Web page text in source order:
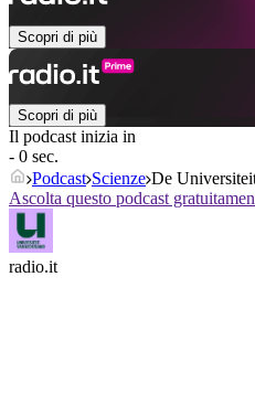
Scopri di più
Scopri di più
Il podcast inizia in
- 0 sec.
Podcast Scienze De
Ascolta questo podcast
radio.it